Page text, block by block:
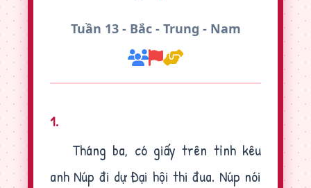
Tuần 13 - Bắc - Trung - Nam
1.
Tháng ba, có giấy trên tỉnh kêu
anh Núp đi dự Đại hội thi đua. Núp nói